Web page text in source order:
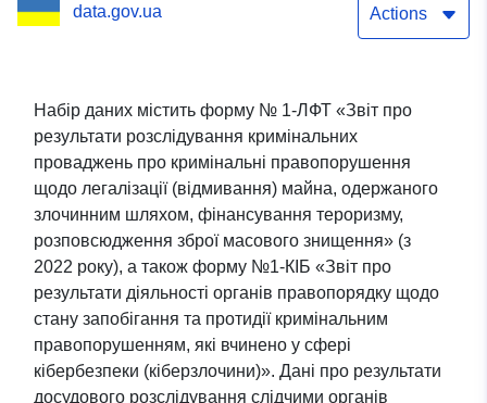
кримінальні
легалізації (відмивання)
майна, одержаного
злочинним шляхом,
фінансування тероризму,
розповсюдження зброї
масового знищення за
формою №1-ЛФТ, Звіт
data.gov.ua Actions
Набір даних містить форму № 1-ЛФТ «Звіт про
результати розслідування кримінальних
проваджень про кримінальні правопорушення
щодо легалізації (відмивання) майна, одержаного
злочинним шляхом, фінансування тероризму,
розповсюдження зброї масового знищення» (з
2022 року), а також форму №1-КІБ «Звіт про
результати діяльності органів правопорядку щодо
стану запобігання та протидії кримінальним
правопорушенням, які вчинено у сфері
кібербезпеки (кіберзлочини)». Дані про результати
досудового розслідування слідчими органів